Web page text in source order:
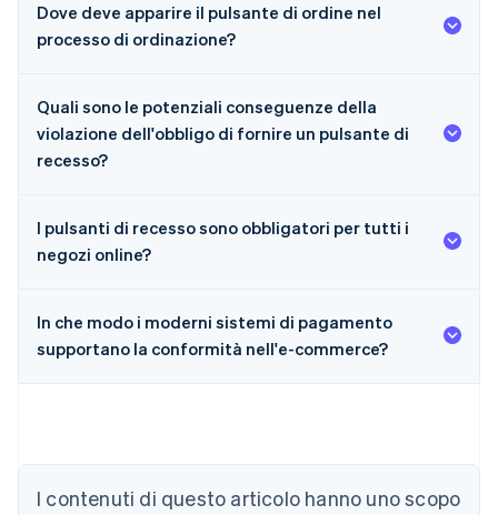
Dove deve apparire il pulsante di ordine nel
processo di ordinazione?
Quali sono le potenziali conseguenze della
violazione dell'obbligo di fornire un pulsante di
recesso?
I pulsanti di recesso sono obbligatori per tutti i
negozi online?
In che modo i moderni sistemi di pagamento
supportano la conformità nell'e-commerce?
I contenuti di questo articolo hanno uno scopo
Australia